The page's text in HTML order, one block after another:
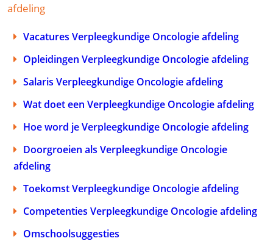
afdeling
Vacatures Verpleegkundige Oncologie afdeling
Opleidingen Verpleegkundige Oncologie afdeling
Salaris Verpleegkundige Oncologie afdeling
Wat doet een Verpleegkundige Oncologie afdeling
Hoe word je Verpleegkundige Oncologie afdeling
Doorgroeien als Verpleegkundige Oncologie
afdeling
Toekomst Verpleegkundige Oncologie afdeling
Competenties Verpleegkundige Oncologie afdeling
Omschoolsuggesties